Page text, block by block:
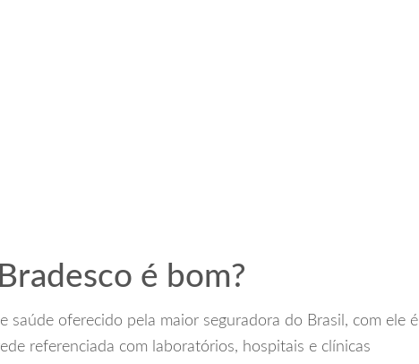
é bom?
saúde oferecido pela maior seguradora do Brasil, com ele é
referenciada com laboratórios, hospitais e clínicas